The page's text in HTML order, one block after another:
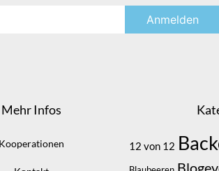
Mehr Infos
Kooperationen 12 von 12